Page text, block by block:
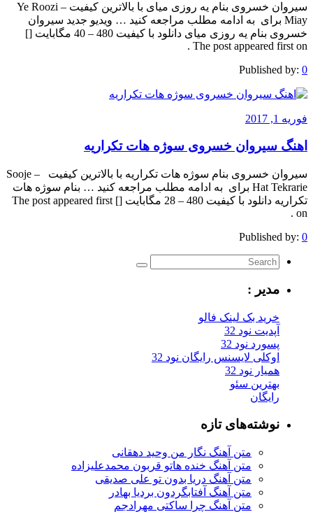
سیروان خسروی بنام یه روزی میای با بالاترین کیفیت – Ye Roozi
Miay برای به ادامه مطلب مراجعه کنید … ویدیو جدید سیروان
خسروی بنام یه روزی میای دانلود با کیفیت 480 – 40 مگابایت []
The post appeared first on .
Published by: 0
فوریه 1, 2017
اهنگ سیروان خسروی سوژه هات تکراریه
سیروان خسروی بنام سوژه هات تکراریه با بالاترین کیفیت – Sooje
Hat Tekrarie برای به ادامه مطلب مراجعه کنید … بنام سوژه هات
تکراریه دانلود با کیفیت 480 – 28 مگابایت [] The post appeared first
on .
Published by: 0
مدیر :
خرید بک لینک فالو
آپدیت نود 32
پسورد نود 32
اوکلی لایسنس رایگان نود 32
همیار نود 32
بهترین سئو
رایگان
نوشته‌های تازه
متن آهنگ نگار من وحید دهقانی
متن آهنگ خنده هاتو قربون محمدعلیزاده
متن آهنگ دریا بدون تو علی صدیقی
متن آهنگ آفتابگردون بردیا بهادر
متن آهنگ چرا ساکتی مهرادجم